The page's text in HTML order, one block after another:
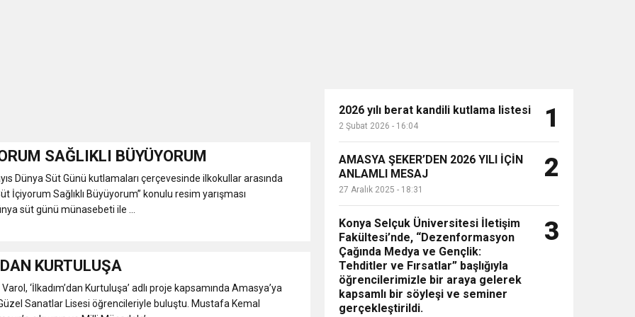
“Amasya’nın Gururları: Dereceye Giren Öğrenciler İçin Anlamlı Tören”
Festivali
listesi
SAĞLIKLI BÜYÜYORUM
Dünya Süt Günü kutlamaları çerçevesinde ilkokullar arasında
İçiyorum Sağlıklı Büyüyorum” konulu resim yarışması
süt günü münasebeti ile ...
KURTULUŞA
‘İlkadım’dan Kurtuluşa’ adlı proje kapsamında Amasya’ya
Sanatlar Lisesi öğrencileriyle buluştu. Mustafa Kemal
2026 yılı berat kandili kutlama listesi
2 Şubat 2026 - 16:04 1
AMASYA ŞEKER’DEN 2026 YILI İÇİN
ANLAMLI MESAJ
27 Aralık 2025 - 18:31
2
Konya Selçuk Üniversitesi İletişim
Fakültesi’nde, “Dezenformasyon
Çağında Medya ve Gençlik:
Tehditler ve Fırsatlar” başlığıyla
öğrencilerimizle bir araya gelerek
kapsamlı bir söyleşi ve seminer
gerçekleştirildi.
3